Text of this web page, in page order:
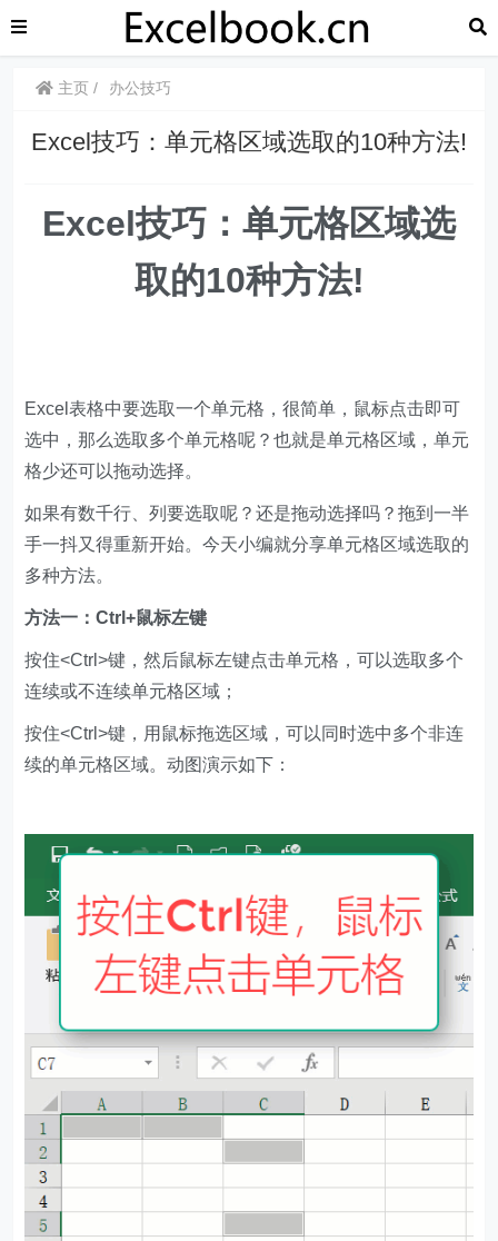
主页 办公技巧
​​Excel技巧：单元格区域选取的10种方法!
Excel技巧：单元格区域选
取的10种方法!
Excel表格中要选取一个单元格，很简单，鼠标点击即可
选中，那么选取多个单元格呢？也就是单元格区域，单元
格少还可以拖动选择。
如果有数千行、列要选取呢？还是拖动选择吗？拖到一半
手一抖又得重新开始。今天小编就分享单元格区域选取的
多种方法。
方法一：Ctrl+鼠标左键
按住<Ctrl>键，然后鼠标左键点击单元格，可以选取多个
连续或不连续单元格区域；
按住<Ctrl>键，用鼠标拖选区域，可以同时选中多个非连
续的单元格区域。动图演示如下：